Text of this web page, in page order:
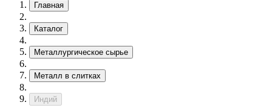
Главная
Каталог
Металлургическое сырье
Металл в слитках
Индий